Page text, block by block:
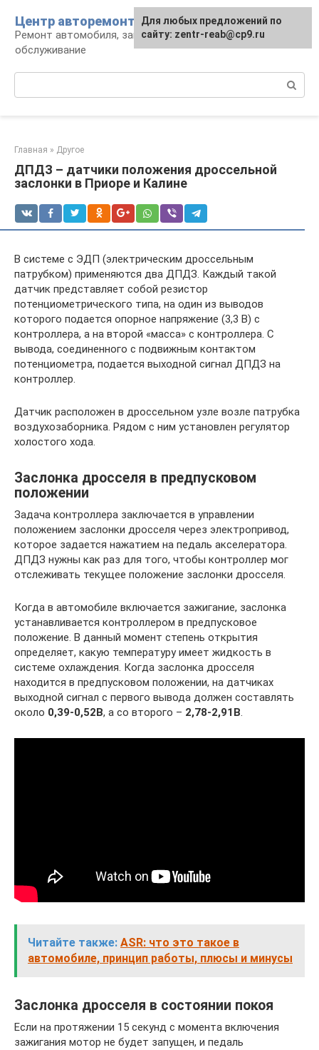
контенту
Центр авторемонта
Ремонт автомобиля, запчасти и
обслуживание
Главная » Другое
ДПДЗ – датчики положения дроссельной
заслонки в Приоре и Калине
В системе с ЭДП (электрическим дроссельным
патрубком) применяются два ДПДЗ. Каждый такой
датчик представляет собой резистор
потенциометрического типа, на один из выводов
которого подается опорное напряжение (3,3 В) с
контроллера, а на второй «масса» с контроллера. С
вывода, соединенного с подвижным контактом
потенциометра, подается выходной сигнал ДПДЗ на
контроллер.
Датчик расположен в дроссельном узле возле патрубка
воздухозаборника. Рядом с ним установлен регулятор
холостого хода.
Заслонка дросселя в предпусковом
положении
Задача контроллера заключается в управлении
положением заслонки дросселя через электропривод,
которое задается нажатием на педаль акселератора.
ДПДЗ нужны как раз для того, чтобы контроллер мог
отслеживать текущее положение заслонки дросселя.
Когда в автомобиле включается зажигание, заслонка
устанавливается контроллером в предпусковое
положение. В данный момент степень открытия
определяет, какую температуру имеет жидкость в
системе охлаждения. Когда заслонка дросселя
находится в предпусковом положении, на датчиках
выходной сигнал с первого вывода должен составлять
около 0,39-0,52В, а со второго – 2,78-2,91В.
Читайте также: ASR: что это такое в
автомобиле, принцип работы, плюсы и минусы
Заслонка дросселя в состоянии покоя
Если на протяжении 15 секунд с момента включения
зажигания мотор не будет запущен, и педаль
Для любых предложений по
сайту: zentr-reab@cp9.ru